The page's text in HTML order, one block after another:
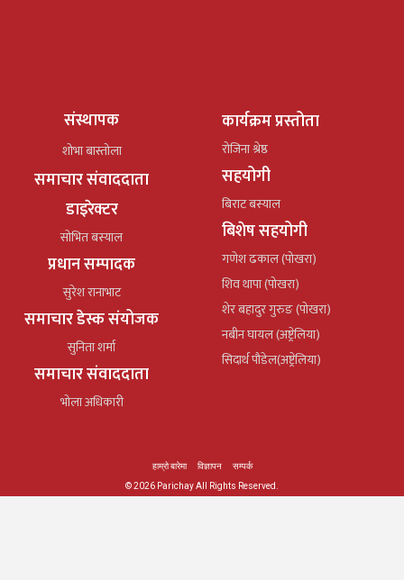
संस्थापक
शोभा बास्तोला
समाचार संवाददाता
डाइरेक्टर
सोभित बस्याल
प्रधान सम्पादक
सुरेश रानाभाट
समाचार डेस्क संयोजक
सुनिता शर्मा
समाचार संवाददाता
भोला अधिकारी
कार्यक्रम प्रस्तोता
रोजिना श्रेष्ठ
सहयोगी
बिराट बस्याल
बिशेष सहयोगी
गणेश ढकाल (पोखरा)
शिव थापा (पोखरा)
शेर बहादुर गुरुङ (पोखरा)
नबीन घायल (अष्ट्रेलिया)
सिदार्थ पौडेल(अष्ट्रेलिया)
हाम्रो बारेमा विज्ञापन
सम्पर्क
© 2026 Parichay All Rights Reserved.